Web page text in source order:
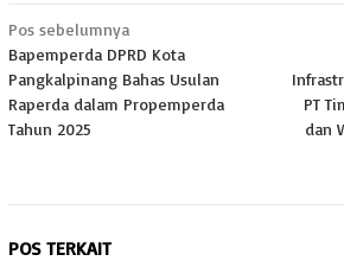
Navigasi
pos
Pos sebelumnya
Bapemperda DPRD Kota
Pangkalpinang Bahas Usulan
Raperda dalam Propemperda
Tahun 2025
PT
dan
POS TERKAIT